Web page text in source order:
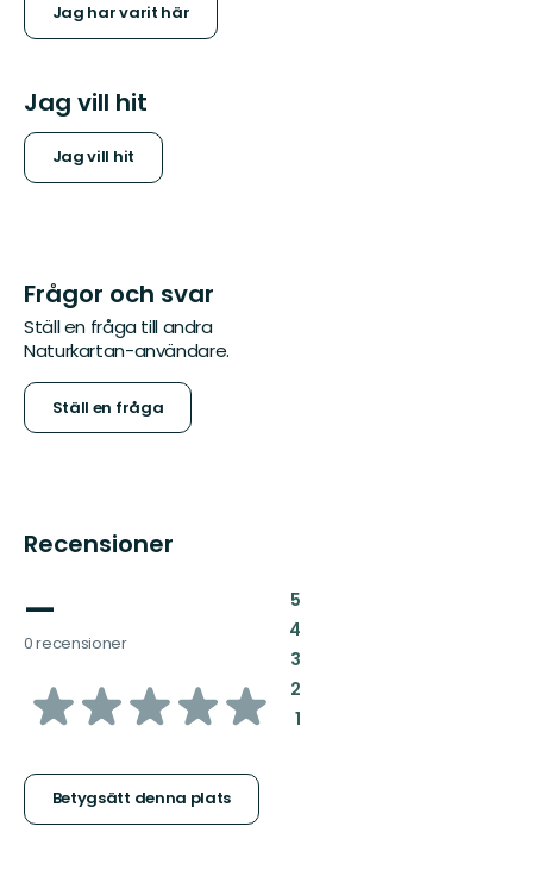
Jag har varit här
Jag vill hit
Jag vill hit
Frågor och svar
Ställ en fråga till andra
Naturkartan-användare.
Ställ en fråga
Recensioner
—
0 recensioner
av
stjärnor
Betygsätt denna plats
5:
4:
3:
2:
1: